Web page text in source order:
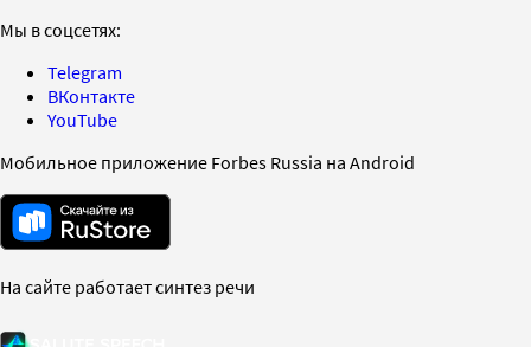
Мы в соцсетях:
Telegram
ВКонтакте
YouTube
Мобильное приложение Forbes Russia на Android
На сайте работает синтез речи